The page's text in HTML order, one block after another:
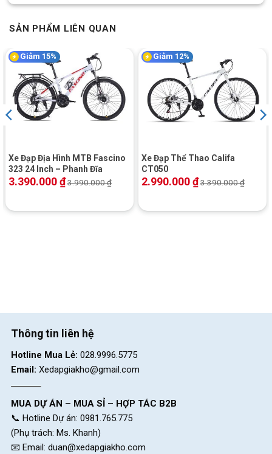
Chế độ bảo hành tốt
SẢN PHẨM LIÊN QUAN
Giảm 15%
Xe Đạp Địa Hình MTB Fascino
323 24 Inch – Phanh Đĩa
3.390.000₫3.990.000₫
Giảm 12%
Xe Đạp Thể Thao Califa
CT050
2.990.000₫3.390.000₫
Thông tin liên hệ
Hotline Mua Lẻ: 028.9996.5775
Email: Xedapgiakho@gmail.com
MUA DỰ ÁN – MUA SỈ – HỢP TÁC B2B
📞 Hotline Dự án: 0981.765.775
(Phụ trách: Ms. Khanh)
📧 Email: duan@xedapgiakho.com